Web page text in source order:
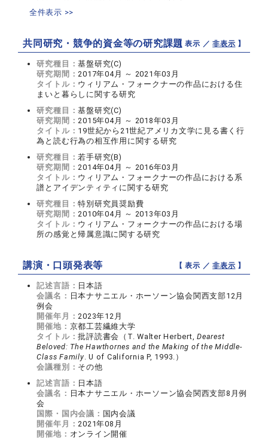
全件表示 >>
共同研究・競争的資金等の研究課題【 表示 ／非表示 】
研究種目：基盤研究(C)
研究期間：2017年04月 ～ 2021年03月
タイトル： ウィリアム・フォークナーの作品における住
まいと暮らしに関する研究
研究種目：基盤研究(C)
研究期間：2015年04月 ～ 2018年03月
タイトル： 19世紀から21世紀アメリカ文学に見る書く行
為と読む行為の相互作用に関する研究
研究種目：若手研究(B)
研究期間：2014年04月 ～ 2016年03月
タイトル： ウィリアム・フォークナーの作品における系
譜とアイデンティティに関する研究
研究種目：特別研究員奨励費
研究期間：2010年04月 ～ 2013年03月
タイトル： ウィリアム・フォークナーの作品における場
所の感覚と帰属意識に関する研究
講演・口頭発表等 【 表示 ／非表示 】
記述言語： 日本語
会議名： 日本ナサニエル・ホーソーン協会関西支部12月
例会
開催年月：2023年12月
開催地： 京都工芸繊維大学
タイトル：批評読書会（T. Walter Herbert,Dearest
Beloved: The Hawthornes and the Making of the Middle-
Class Family. U of California P, 1993.）
会議種別： その他
記述言語： 日本語
会議名： 日本ナサニエル・ホーソーン協会関西支部8月例
会
国際・国内会議： 国内会議
開催年月：2021年08月
開催地： オンライン開催